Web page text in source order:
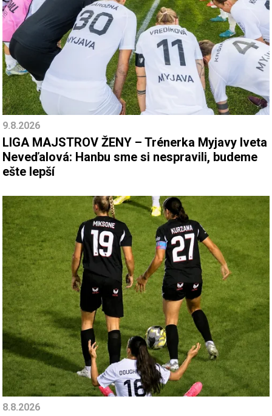
9.8.2026
LIGA MAJSTROV ŽENY – Trénerka Myjavy Iveta
Neveďalová: Hanbu sme si nespravili, budeme
ešte lepší
8.8.2026